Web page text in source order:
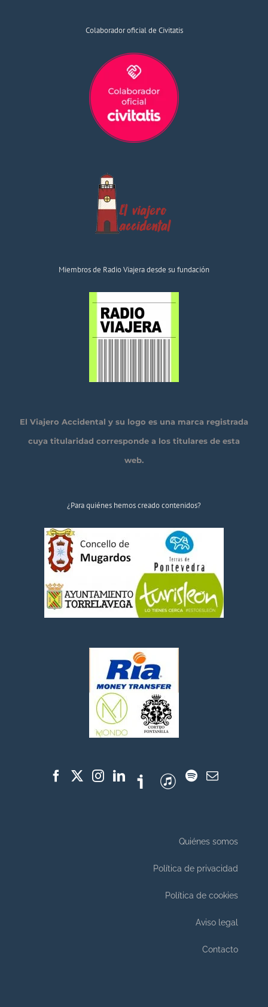
Colaborador oficial de Civitatis
Miembros de Radio Viajera desde su fundación
El Viajero Accidental y su logo es una marca registrada
cuya titularidad corresponde a los titulares de esta
web.
¿Para quiénes hemos creado contenidos?
Quiénes somos
Política de privacidad
Política de cookies
Aviso legal
Contacto